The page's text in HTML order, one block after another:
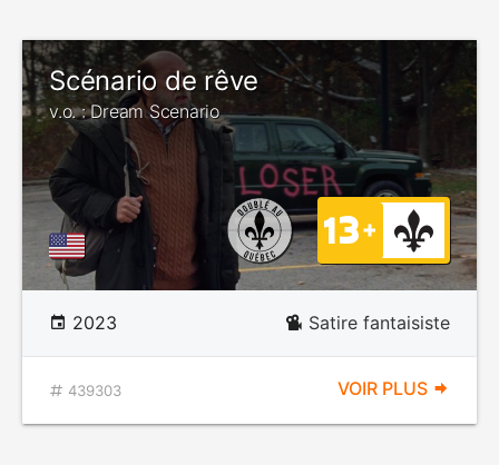
Scénario de rêve
v.o. : Dream Scenario
2023 Satire fantaisiste
439303 VOIR PLUS